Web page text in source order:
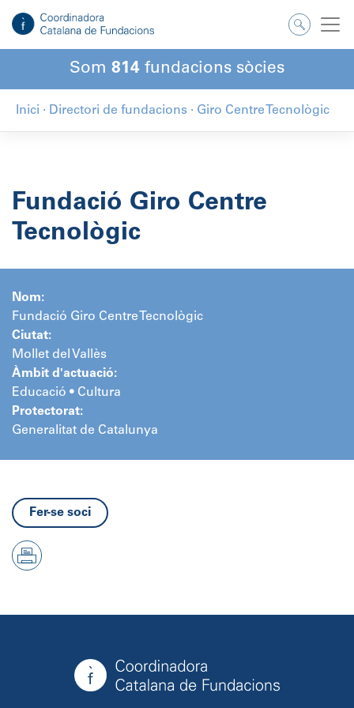
contingut
Som 814 fundacions sòcies
Inici · Directori de fundacions · Giro Centre Tecnològic
Fundació Giro Centre
Tecnològic
Nom:
Fundació Giro Centre Tecnològic
Ciutat:
Mollet del Vallès
Àmbit d'actuació:
Educació • Cultura
Protectorat:
Generalitat de Catalunya
Fer-se soci